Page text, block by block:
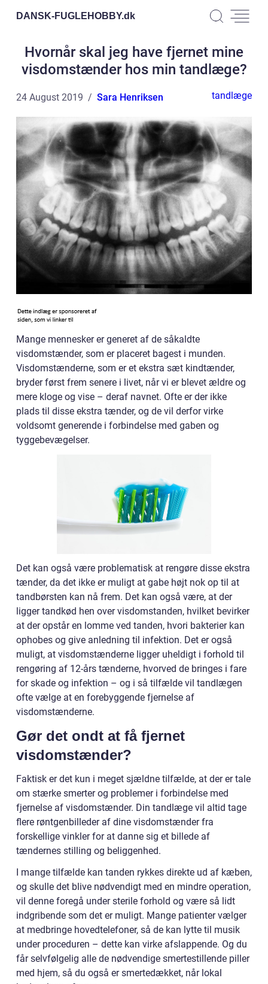
DANSK-FUGLEHOBBY.dk
Hvornår skal jeg have fjernet mine
visdomstænder hos min tandlæge?
24 August 2019 Sara Henriksen tandlæge
Mange mennesker er generet af de såkaldte
visdomstænder, som er placeret bagest i munden.
Visdomstænderne, som er et ekstra sæt kindtænder,
bryder først frem senere i livet, når vi er blevet ældre og
mere kloge og vise – deraf navnet. Ofte er der ikke
plads til disse ekstra tænder, og de vil derfor virke
voldsomt generende i forbindelse med gaben og
tyggebevægelser.
Det kan også være problematisk at rengøre disse ekstra
tænder, da det ikke er muligt at gabe højt nok op til at
tandbørsten kan nå frem. Det kan også være, at der
ligger tandkød hen over visdomstanden, hvilket bevirker
at der opstår en lomme ved tanden, hvori bakterier kan
ophobes og give anledning til infektion. Det er også
muligt, at visdomstænderne ligger uheldigt i forhold til
rengøring af 12-års tænderne, hvorved de bringes i fare
for skade og infektion – og i så tilfælde vil tandlægen
ofte vælge at en forebyggende fjernelse af
visdomstænderne.
Gør det ondt at få fjernet
visdomstænder?
Faktisk er det kun i meget sjældne tilfælde, at der er tale
om stærke smerter og problemer i forbindelse med
fjernelse af visdomstænder. Din tandlæge vil altid tage
flere røntgenbilleder af dine visdomstænder fra
forskellige vinkler for at danne sig et billede af
tændernes stilling og beliggenhed.
I mange tilfælde kan tanden rykkes direkte ud af kæben,
og skulle det blive nødvendigt med en mindre operation,
vil denne foregå under sterile forhold og være så lidt
indgribende som det er muligt. Mange patienter vælger
at medbringe hovedtelefoner, så de kan lytte til musik
under proceduren – dette kan virke afslappende. Og du
får selvfølgelig alle de nødvendige smertestillende piller
med hjem, så du også er smertedækket, når lokal